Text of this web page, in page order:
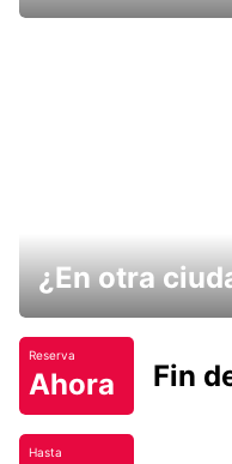
¿En otra
Reserva
Ahora Fin
Hasta